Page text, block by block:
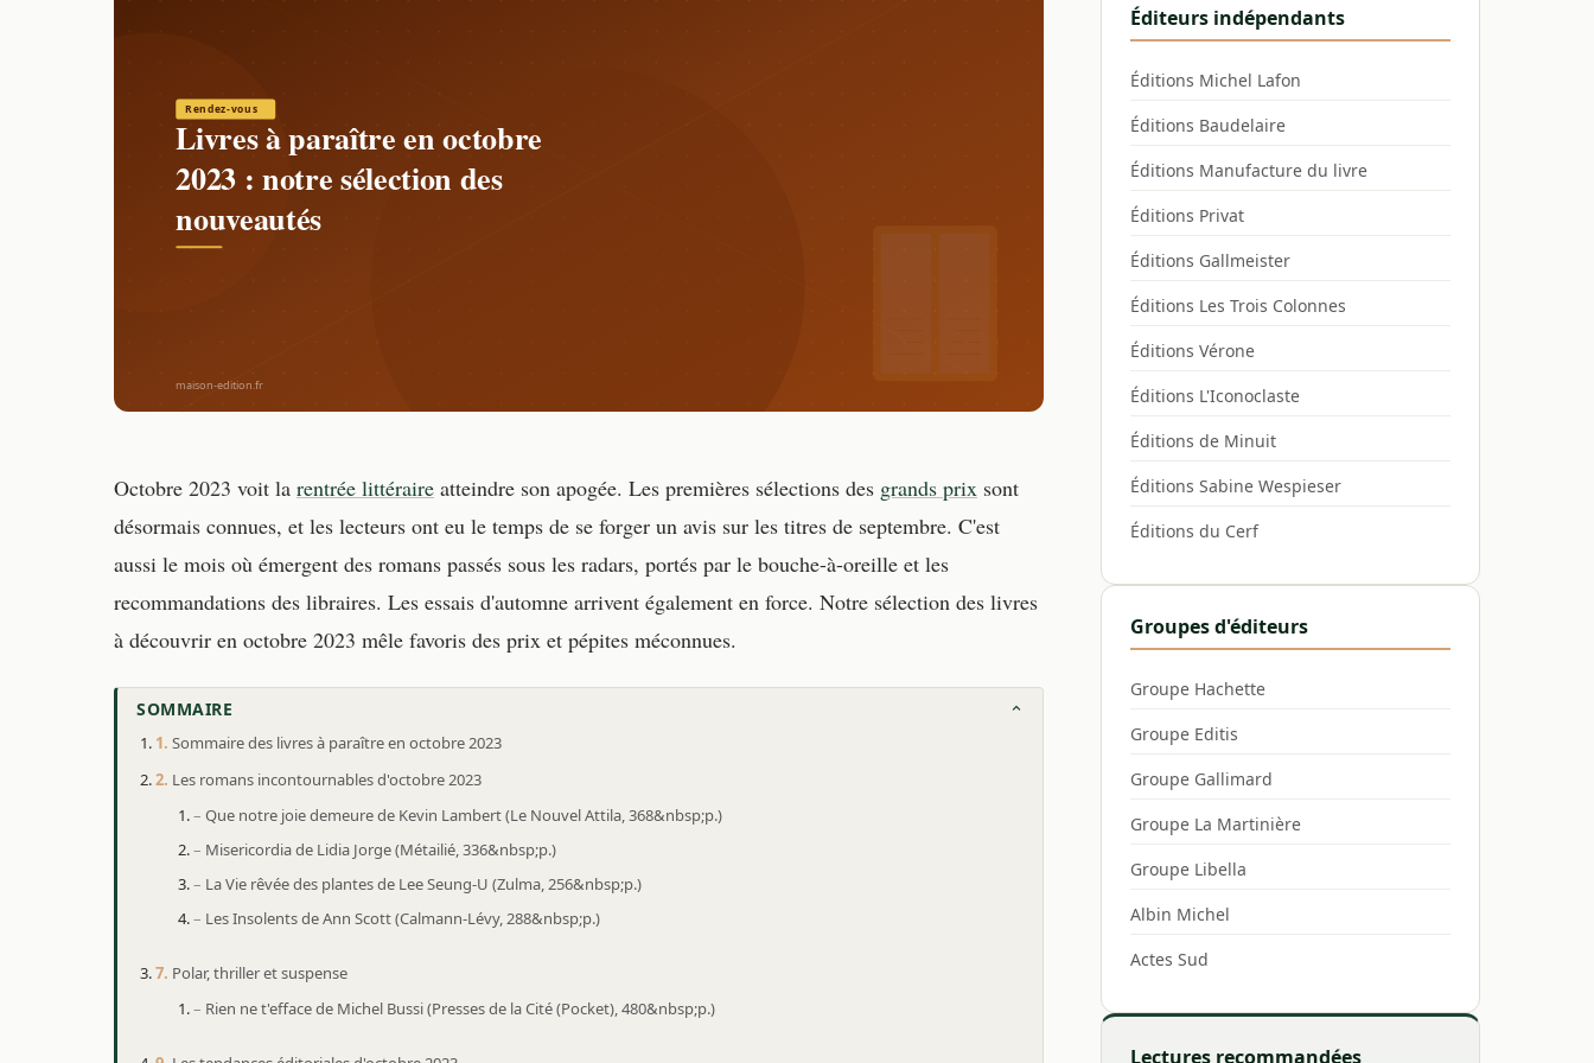
Octobre 2023 voit la rentrée littéraire atteindre son apogée. Les premières sélections des grands prix sont
désormais connues, et les lecteurs ont eu le temps de se forger un avis sur les titres de septembre. C'est
aussi le mois où émergent des romans passés sous les radars, portés par le bouche-à-oreille et les
recommandations des libraires. Les essais d'automne arrivent également en force. Notre sélection des livres
à découvrir en octobre 2023 mêle favoris des prix et pépites méconnues.
SOMMAIRE
Sommaire des livres à paraître en octobre 2023
Les romans incontournables d'octobre 2023
Que notre joie demeure de Kevin Lambert (Le Nouvel Attila, 368&nbsp;p.)
Misericordia de Lidia Jorge (Métailié, 336&nbsp;p.)
La Vie rêvée des plantes de Lee Seung-U (Zulma, 256&nbsp;p.)
Les Insolents de Ann Scott (Calmann-Lévy, 288&nbsp;p.)
Polar, thriller et suspense
Rien ne t'efface de Michel Bussi (Presses de la Cité (Pocket), 480&nbsp;p.)
Éditeurs indépendants
Éditions Michel Lafon
Éditions Baudelaire
Éditions Manufacture du livre
Éditions Privat
Éditions Gallmeister
Éditions Les Trois Colonnes
Éditions Vérone
Éditions L'Iconoclaste
Éditions de Minuit
Éditions Sabine Wespieser
Éditions du Cerf
Groupes d'éditeurs
Groupe Hachette
Groupe Editis
Groupe Gallimard
Groupe La Martinière
Groupe Libella
Albin Michel
Actes Sud
Lectures recommandées